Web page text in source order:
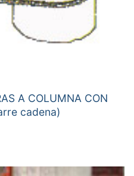
A COLUMNA CON
cadena)